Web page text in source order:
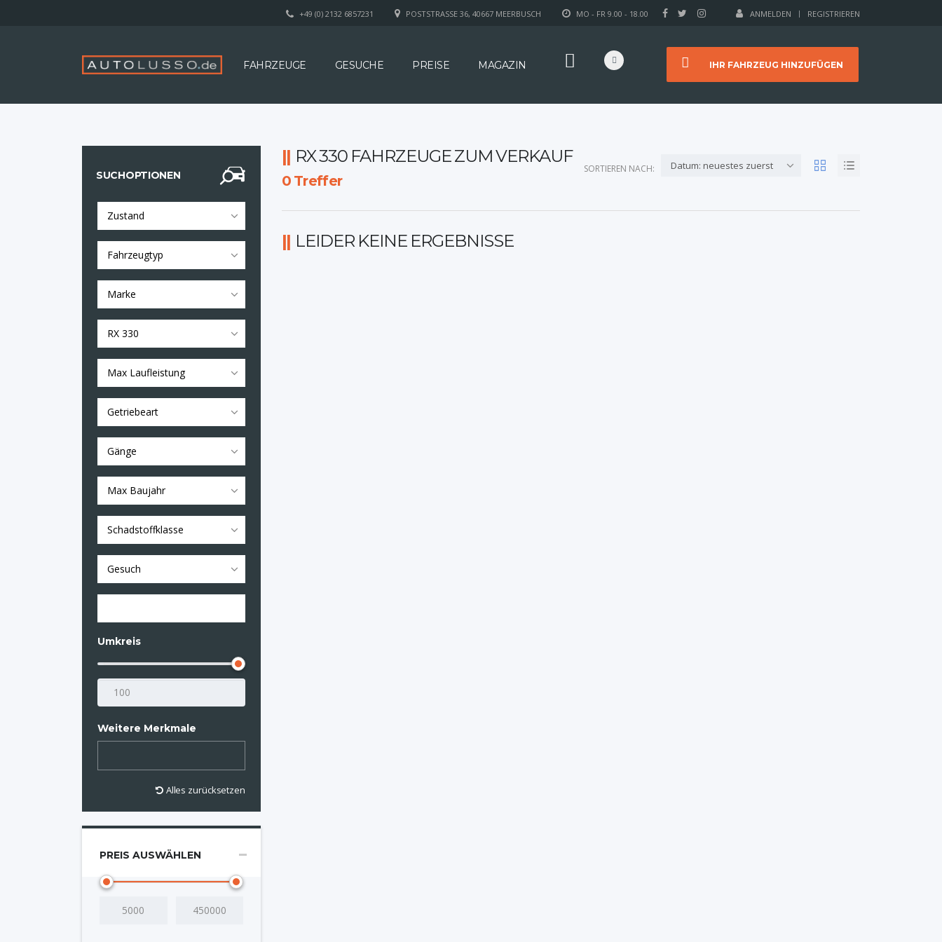
ANMELDEN REGISTRIEREN
MO - FR 9.00 - 18.00
POSTSTRASSE 36, 40667 MEERBUSCH
+49 (0) 2132 6857231
IHR FAHRZEUG HINZUFÜGEN
FAHRZEUGE GESUCHE PREISE MAGAZIN
SUCHOPTIONEN
Zustand
Fahrzeugtyp
Marke
RX 330
Max Laufleistung
Getriebeart
Gänge
Max Baujahr
Schadstoffklasse
Gesuch
Umkreis
Weitere Merkmale
Alles zurücksetzen
PREIS AUSWÄHLEN
RX 330 FAHRZEUGE ZUM VERKAUF
0Treffer
SORTIEREN NACH: Datum: neuestes zuerst
LEIDER KEINE ERGEBNISSE